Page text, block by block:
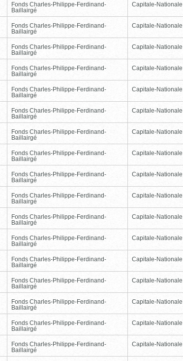
Fonds Charles-Philippe-Ferdinand-
Baillairgé
Capitale-Nationale
Fonds Charles-Philippe-Ferdinand-
Baillairgé
Capitale-Nationale
Fonds Charles-Philippe-Ferdinand-
Baillairgé
Capitale-Nationale
Fonds Charles-Philippe-Ferdinand-
Baillairgé
Capitale-Nationale
Fonds Charles-Philippe-Ferdinand-
Baillairgé
Capitale-Nationale
Fonds Charles-Philippe-Ferdinand-
Baillairgé
Capitale-Nationale
Fonds Charles-Philippe-Ferdinand-
Baillairgé
Capitale-Nationale
Fonds Charles-Philippe-Ferdinand-
Baillairgé
Capitale-Nationale
Fonds Charles-Philippe-Ferdinand-
Baillairgé
Capitale-Nationale
Fonds Charles-Philippe-Ferdinand-
Baillairgé
Capitale-Nationale
Fonds Charles-Philippe-Ferdinand-
Baillairgé
Capitale-Nationale
Fonds Charles-Philippe-Ferdinand-
Baillairgé
Capitale-Nationale
Fonds Charles-Philippe-Ferdinand-
Baillairgé
Capitale-Nationale
Fonds Charles-Philippe-Ferdinand-
Baillairgé
Capitale-Nationale
Fonds Charles-Philippe-Ferdinand-
Baillairgé
Capitale-Nationale
Fonds Charles-Philippe-Ferdinand-
Baillairgé
Capitale-Nationale
Fonds Charles-Philippe-Ferdinand-
Baillairgé
Capitale-Nationale